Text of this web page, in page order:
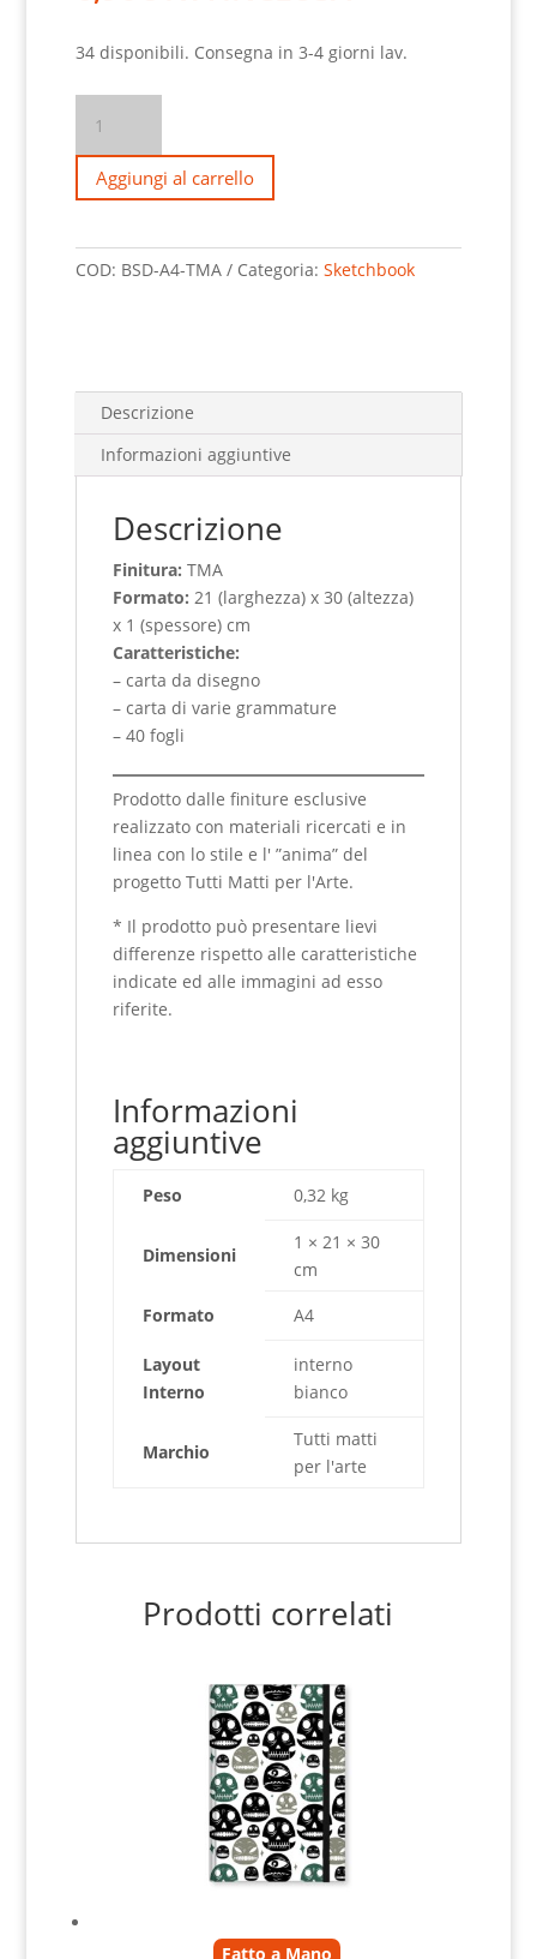
34 disponibili. Consegna in 3-4 giorni lav.
Blocco
Schizzi
Draw
"TMA"
quantità
Aggiungi al carrello
COD: BSD-A4-TMA Categoria: Sketchbook
Descrizione
Informazioni aggiuntive
Descrizione
Finitura: TMA
Formato: 21 (larghezza) x 30 (altezza)
x 1 (spessore) cm
Caratteristiche:
– carta da disegno
– carta di varie grammature
– 40 fogli
Prodotto dalle finiture esclusive
realizzato con materiali ricercati e in
linea con lo stile e l' ”anima” del
progetto Tutti Matti per l'Arte.
* Il prodotto può presentare lievi
differenze rispetto alle caratteristiche
indicate ed alle immagini ad esso
riferite.
Informazioni
aggiuntive
Peso 0,32 kg
Dimensioni
1 × 21 × 30
cm
Formato
A4
Layout
Interno
interno
bianco
Marchio
Tutti matti
per l'arte
Prodotti correlati
Fatto a Mano